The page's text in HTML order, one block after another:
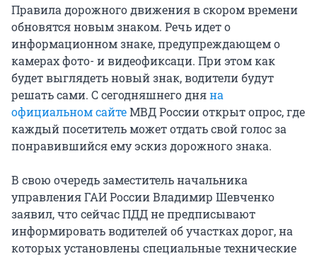
Правила дорожного движения в скором времени
обновятся новым знаком. Речь идет о
информационном знаке, предупреждающем о
камерах фото- и видеофиксаци. При этом как
будет выглядеть новый знак, водители будут
решать сами. С сегодняшнего дняна
официальном сайтеМВД России открыт опрос, где
каждый посетитель может отдать свой голос за
понравившийся ему эскиз дорожного знака.
В свою очередь заместитель начальника
управления ГАИ России Владимир Шевченко
заявил, что сейчас ПДД не предписывают
информировать водителей об участках дорог, на
которых установлены специальные технические